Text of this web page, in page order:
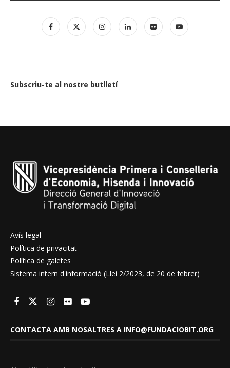
Subscriu-te al nostre butlletí
Avís legal
Política de privacitat
Política de galetes
Sistema intern d'informació (Llei 2/2023, de 20 de febrer)
CONTACTA AMB NOSALTRES A INFO@FUNDACIOBIT.ORG